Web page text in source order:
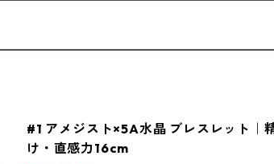
#1 アメジスト×5A水晶 ブレスレット｜
け・直感力16cm